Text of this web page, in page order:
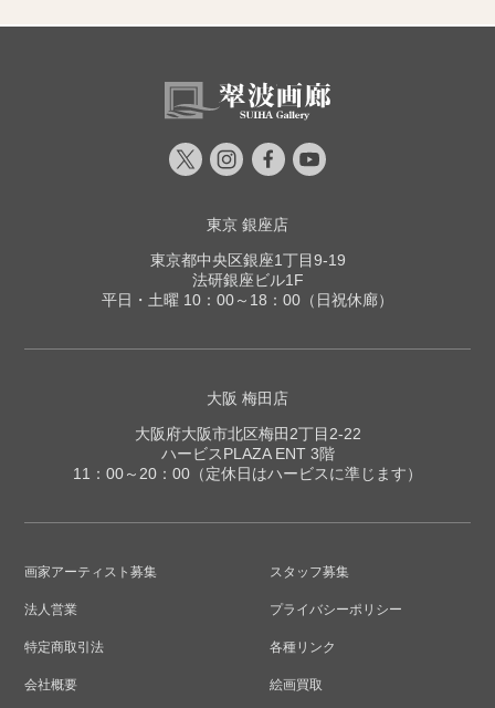
東京 銀座店
東京都中央区銀座1丁目9-19
法研銀座ビル1F
平日・土曜 10：00～18：00（日祝休廊）
大阪 梅田店
大阪府大阪市北区梅田2丁目2-22
ハービスPLAZA ENT 3階
11：00～20：00（定休日はハービスに準じます）
画家アーティスト募集 スタッフ募集
法人営業 プライバシーポリシー
特定商取引法 各種リンク
会社概要 絵画買取